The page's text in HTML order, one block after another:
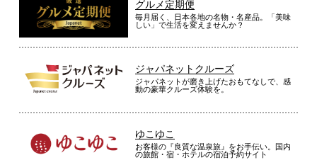
グルメ定期便
毎月届く、日本各地の名物・名産品。「美味
しい」で生活を変えませんか？
ジャパネットクルーズ
ジャパネットが磨き上げたおもてなしで、感
動の豪華クルーズ体験を。
ゆこゆこ
お客様の『良質な温泉旅』をお手伝い。国内
の旅館・宿・ホテルの宿泊予約サイト